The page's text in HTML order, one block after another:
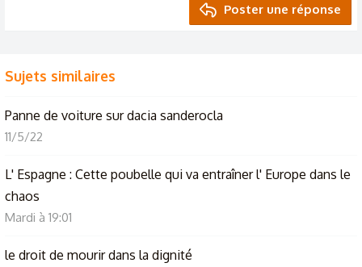
Poster une réponse
Sujets similaires
Panne de voiture sur dacia sanderocla
11/5/22
L' Espagne : Cette poubelle qui va entraîner l' Europe dans le
chaos
Mardi à 19:01
le droit de mourir dans la dignité